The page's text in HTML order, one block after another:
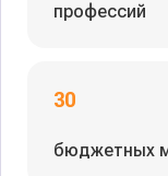
профессий
30
бюджетных